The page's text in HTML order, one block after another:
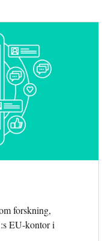
forskning,
EU-kontor i